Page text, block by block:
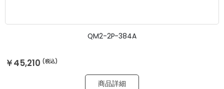
QM2-2P-384A
￥45,210
商品詳細